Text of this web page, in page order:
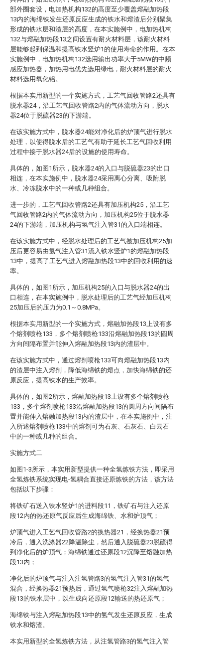
部外圈套设，电加热机构132的高度至少覆盖熔融加热段
13内的海绵铁发生还原反应生成的铁水和熔渣后分别聚集
形成的铁水层和渣层的高度，在本实施例中，电加热机构
132与熔融加热段13之间设置有耐火材料层，该耐火材料
层能够起到保温和提高铁水竖炉1的使用寿命的作用。在本
实施例中，电加热机构132选用输出功率大于5MW的中频
感应加热器，加热用电优先选用绿电，耐火材料层的耐火
材料选用氧化铝。
根据本实用新型的一个实施方式，工艺气回收管路2还具有
脱水器24，沿工艺气回收管路2内的气体流动方向，脱水
器24位于脱硫器23的下游端。
在该实施方式中，脱水器24能对净化后的炉顶气进行脱水
处理，以使得脱水后的工艺气有助于延长工艺气回收利用
过程中接于脱水器24后的设施的使用寿命。
具体的，如图1所示，脱水器24的入口与脱硫器23的出口
相连，在本实施例中，脱水器24采用离心分离、吸附脱
水、冷冻脱水中的一种或几种组合。
进一步的，工艺气回收管路2还具有加压机构25，沿工艺
气回收管路2内的气体流动方向，加压机构25位于脱水器
24的下游端，加压机构与氢气注入管31的入口端相连。
在该实施方式中，经脱水处理后的工艺气被加压机构25加
压后更容易由氢气注入管31流入铁水竖炉1的熔融加热段
13中，提高了工艺气进入熔融加热段13中的回收利用的速
率。
具体的，如图1所示，加压机构25的入口与脱水器24的出
口相连，在本实施例中，脱水处理后的工艺气经加压机构
25加压后的压力为0.1～0.8MPa。
根据本实用新型的一个实施方式，熔融加热段13上设有多
个熔剂喷枪133，多个熔剂喷枪133沿熔融加热段13的圆周
方向间隔布置并能伸入熔融加热段13内的渣层中。
在该实施方式中，通过熔剂喷枪133可向熔融加热段13内
的渣层中注入熔剂，降低海绵铁的熔点，加快海绵铁的还
原反应，提高铁水的生产效率。
具体的，如图2所示，熔融加热段13上设有多个熔剂喷枪
133，多个熔剂喷枪133沿熔融加热段13的圆周方向间隔布
置并能伸入熔融加热段13内的渣层中，在本实施例中，注
入所述熔剂喷枪133中的熔剂可为石灰、石灰石、白云石
中的一种或几种的组合。
实施方式二
如图1-3所示，本实用新型提供一种全氢炼铁方法，即采用
全氢炼铁系统实现电-氢耦合直接还原炼铁的方法，该方法
包括以下步骤：
将铁矿石送入铁水竖炉1的进料段11，铁矿石与注入还原
段12内的热还原气反应后生成海绵铁、水和炉顶气；
炉顶气进入工艺气回收管路2的换热器21，经换热器21预
冷后，通入洗涤器22降温除尘，然后通入脱硫器23脱硫得
到净化后的炉顶气；海绵铁通过还原段12沉降至熔融加热
段13内；
净化后的炉顶气与注入注氢管路3的氢气注入管31的氢气
混合，经换热器21预热后，通过氢气喷枪32注入熔融加热
段13的铁水层中，以生成向还原段12输送的热还原气；
海绵铁与注入熔融加热段13中的氢气发生还原反应，生成
铁水和熔渣。
本实用新型的全氢炼铁方法，从注氢管路3的氢气注入管